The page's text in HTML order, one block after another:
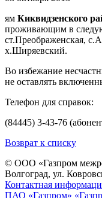
ям Киквидзенского
проживающим в
ст.Преображенская,
х.Ширяевский.
Во избежание
не оставлять
Телефон для справок:
(84445) 3-43-76
Возврат к списку
© ООО «Газпром
Волгоград, ул.
Контактная
ПАО «Газпром»